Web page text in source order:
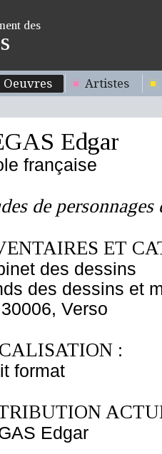
des
Oeuvres Artistes
Edgar
française
de
ET
des dessins
des dessins et
Verso
:
format
Edgar